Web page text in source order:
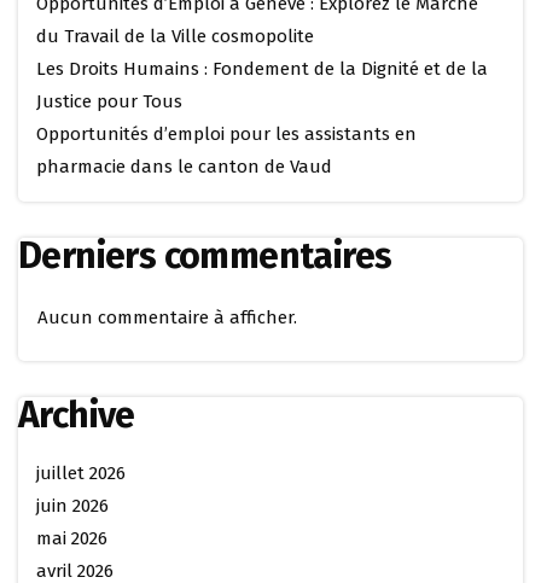
du Travail de la Ville cosmopolite
Les Droits Humains : Fondement de la Dignité et de la
Justice pour Tous
Opportunités d’emploi pour les assistants en
pharmacie dans le canton de Vaud
Derniers commentaires
Aucun commentaire à afficher.
Archive
juillet 2026
juin 2026
mai 2026
avril 2026